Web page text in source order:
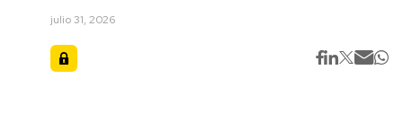
julio 31, 2026